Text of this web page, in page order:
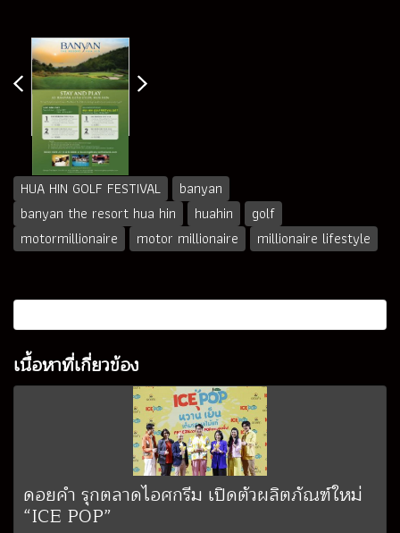
HUA HIN GOLF FESTIVAL
banyan
banyan the resort hua hin
huahin
golf
motormillionaire
motor millionaire millionaire lifestyle
เนื้อหาที่เกี่ยวข้อง
ดอยคำ รุกตลาดไอศกรีม เปิดตัวผลิตภัณฑ์ใหม่
“ICE POP”